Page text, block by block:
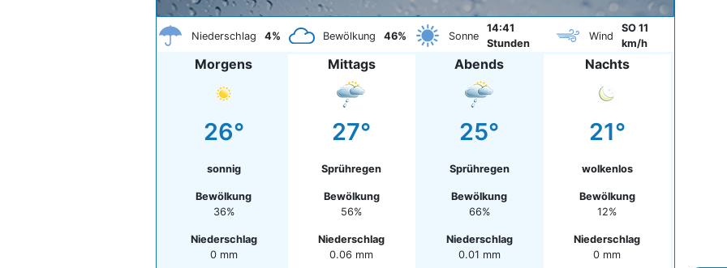
Niederschlag 4% Bewölkung 46% Sonne
14:41
Stunden
Wind
SO 11
km/h
Morgens
26°
sonnig
Bewölkung
36%
Niederschlag
0 mm
Mittags
27°
Sprühregen
Bewölkung
56%
Niederschlag
0.06 mm
Abends
25°
Sprühregen
Bewölkung
66%
Niederschlag
0.01 mm
Nachts
21°
wolkenlos
Bewölkung
12%
Niederschlag
0 mm